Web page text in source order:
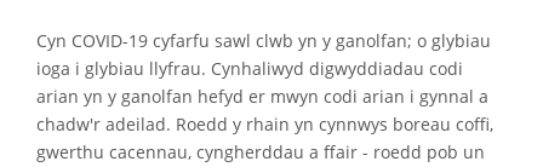
Cyn COVID-19 cyfarfu sawl clwb yn y ganolfan; o glybiau
ioga i glybiau llyfrau. Cynhaliwyd digwyddiadau codi
arian yn y ganolfan hefyd er mwyn codi arian i gynnal a
chadw'r adeilad. Roedd y rhain yn cynnwys boreau coffi,
gwerthu cacennau, cyngherddau a ffair - roedd pob un